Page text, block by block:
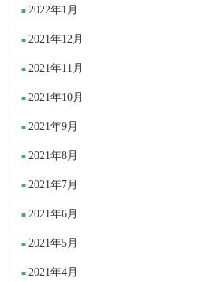
2022年1月
2021年12月
2021年11月
2021年10月
2021年9月
2021年8月
2021年7月
2021年6月
2021年5月
2021年4月